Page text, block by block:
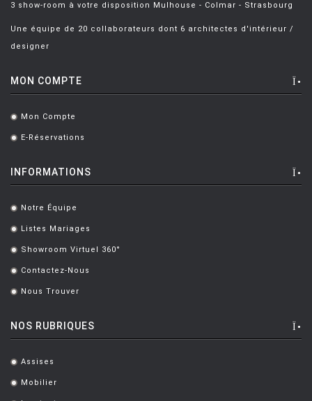
3 show-room à votre disposition Mulhouse - Colmar - Strasbourg
Une équipe de 20 collaborateurs dont 6 architectes d'intérieur /
designer
MON COMPTE
. Mon Compte
. E-Réservations
INFORMATIONS
. Notre Équipe
. Listes Mariages
. Showroom Virtuel 360°
. Contactez-Nous
. Nous Trouver
NOS RUBRIQUES
. Assises
. Mobilier